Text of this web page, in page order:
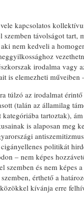
kapcsolatos
szemben távolságot
nem kedveli a
irodalma vagy
is elemezheti művei­ben
túlzó az irodalmat
(talán az államilag
kategóriába tartoztak),
is alaposan meg
politikát
– nem képes
szemben és nem
érthető a
kívánja erre